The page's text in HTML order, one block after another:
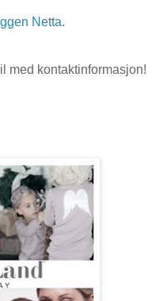
Netta.
med kontaktinformasjon!